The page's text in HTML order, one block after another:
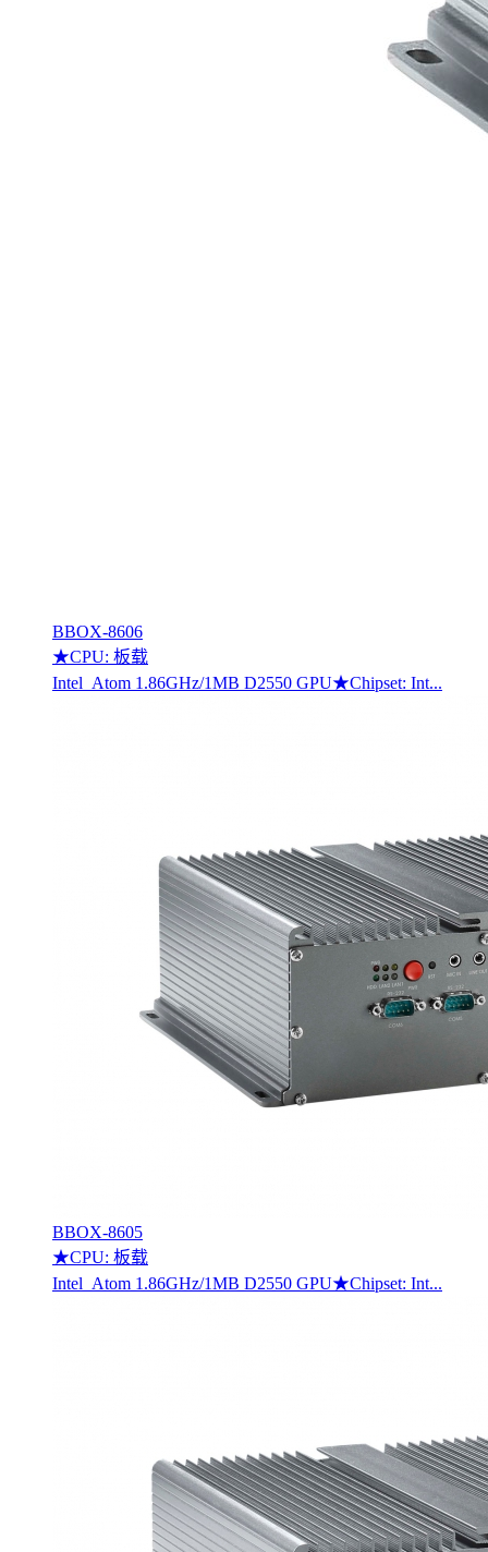
BBOX-8606
★CPU: 板载
Intel Atom 1.86GHz/1MB D2550 GPU★Chipset: Int...
BBOX-8605
★CPU: 板载
Intel Atom 1.86GHz/1MB D2550 GPU★Chipset: Int...